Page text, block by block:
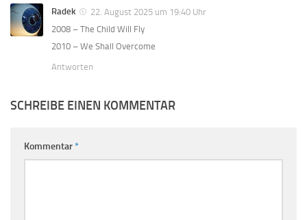
Radek
22. August 2025 um 19:40 Uhr
2008 – The Child Will Fly
2010 – We Shall Overcome
Antworten
SCHREIBE EINEN KOMMENTAR
Kommentar*